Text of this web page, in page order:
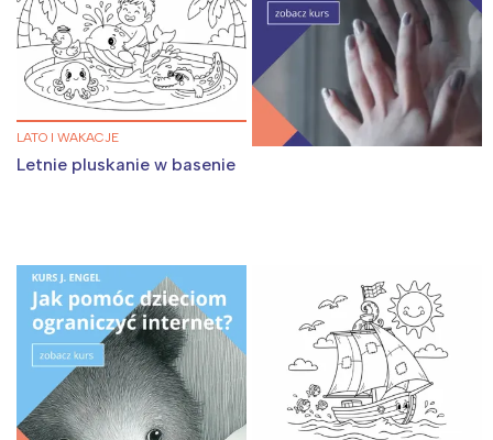
LATO I WAKACJE
Letnie pluskanie w basenie